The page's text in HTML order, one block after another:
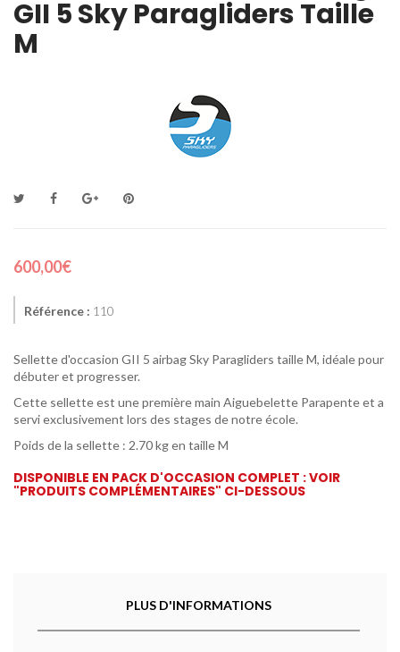
GII 5 Sky Paragliders Taille
M
600,00€
Référence : 110
Sellette d'occasion GII 5 airbag Sky Paragliders taille M, idéale pour
débuter et progresser.
Cette sellette est une première main Aiguebelette Parapente et a
servi exclusivement lors des stages de notre école.
Poids de la sellette : 2.70 kg en taille M
DISPONIBLE EN PACK D'OCCASION COMPLET : VOIR
"PRODUITS COMPLÉMENTAIRES" CI-DESSOUS
PLUS D'INFORMATIONS